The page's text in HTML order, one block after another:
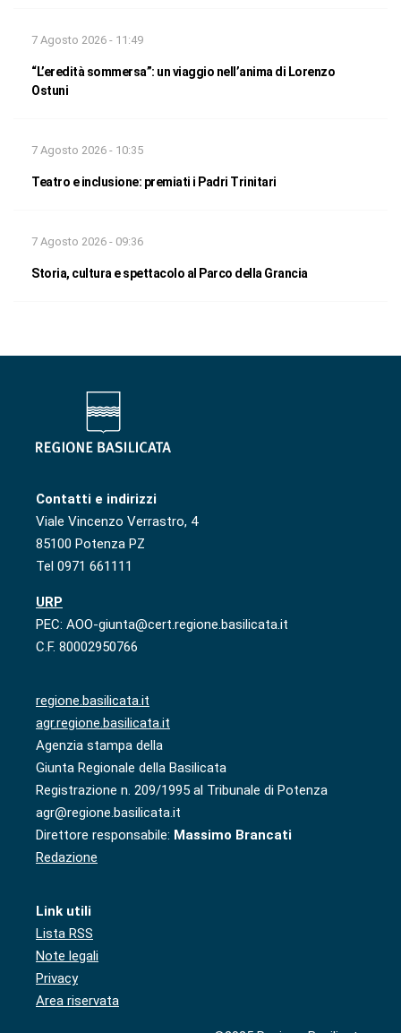
7 Agosto 2026 - 11:49
“L’eredità sommersa”: un viaggio nell’anima di Lorenzo
Ostuni
7 Agosto 2026 - 10:35
Teatro e inclusione: premiati i Padri Trinitari
7 Agosto 2026 - 09:36
Storia, cultura e spettacolo al Parco della Grancia
Contatti e indirizzi
Viale Vincenzo Verrastro, 4
85100 Potenza PZ
Tel 0971 661111
URP
PEC: AOO-giunta@cert.regione.basilicata.it
C.F. 80002950766
regione.basilicata.it
agr.regione.basilicata.it
Agenzia stampa della
Giunta Regionale della Basilicata
Registrazione n. 209/1995 al Tribunale di Potenza
agr@regione.basilicata.it
Direttore responsabile: Massimo Brancati
Redazione
Link utili
Lista RSS
Note legali
Privacy
Area riservata